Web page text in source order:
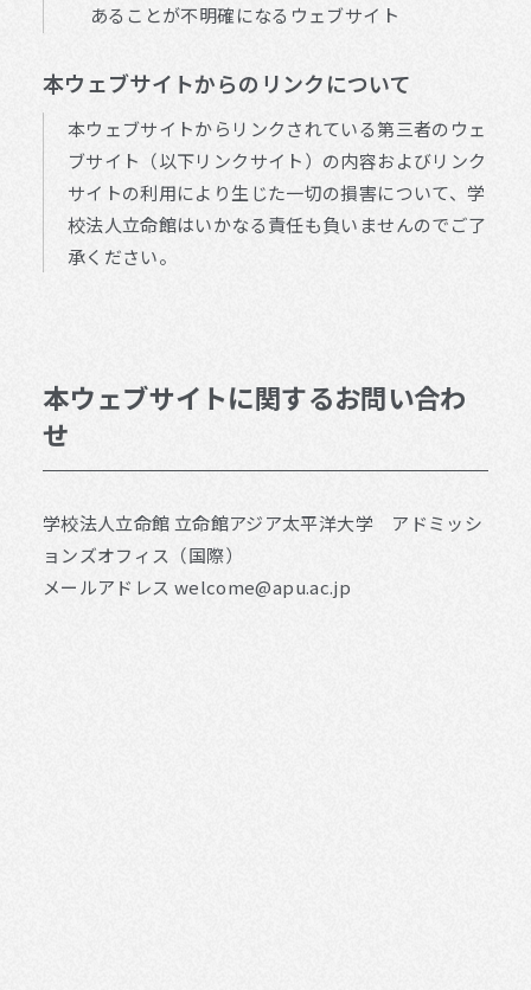
あることが不明確になるウェブサイト
本ウェブサイトからのリンクについて
本ウェブサイトからリンクされている第三者のウェ
ブサイト（以下リンクサイト）の内容およびリンク
サイトの利用により生じた一切の損害について、学
校法人立命館はいかなる責任も負いませんのでご了
承ください。
本ウェブサイトに関するお問い合わ
せ
学校法人立命館 立命館アジア太平洋大学 アドミッシ
ョンズオフィス（国際）
メールアドレス welcome@apu.ac.jp